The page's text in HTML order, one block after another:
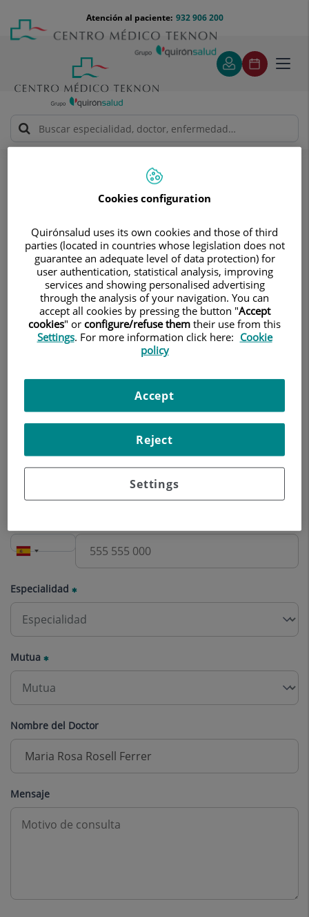
contenido
Menú
teléfono
cabecera
932 906 200
Atención al paciente:
Solicitud de visita
Solicitud de visita
Pide cita sin compromisos
Nombre
Apellidos
Correo electrónico
Especialidad
Mutua
Nombre del Doctor
Mensaje
Cookies configuration
Quirónsalud uses its own cookies and those of third
parties (located in countries whose legislation does not
guarantee an adequate level of data protection) for
user authentication, statistical analysis, improving
services and showing personalised advertising
through the analysis of your navigation. You can
accept all cookies by pressing the button "Accept
cookies" or configure/refuse them their use from this
Settings. For more information click here: Cookie
policy
Settings
Reject
Accept